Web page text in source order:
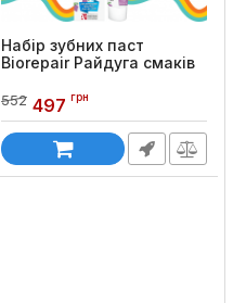
Набір зубних паст
Biorepair Райдуга смаків
552 497 грн